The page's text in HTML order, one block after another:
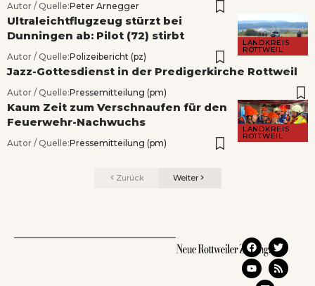
Autor / Quelle:Peter Arnegger
LANDKREIS
ROTTWEIL
Ultraleichtflugzeug stürzt bei
Dunningen ab: Pilot (72) stirbt
Autor / Quelle:Polizeibericht (pz)
Jazz-Gottesdienst in der Predigerkirche Rottweil
Autor / Quelle:Pressemitteilung (pm)
LANDKREIS
ROTTWEIL
Kaum Zeit zum Verschnaufen für den
Feuerwehr-Nachwuchs
Autor / Quelle:Pressemitteilung (pm)
Zurück Weiter